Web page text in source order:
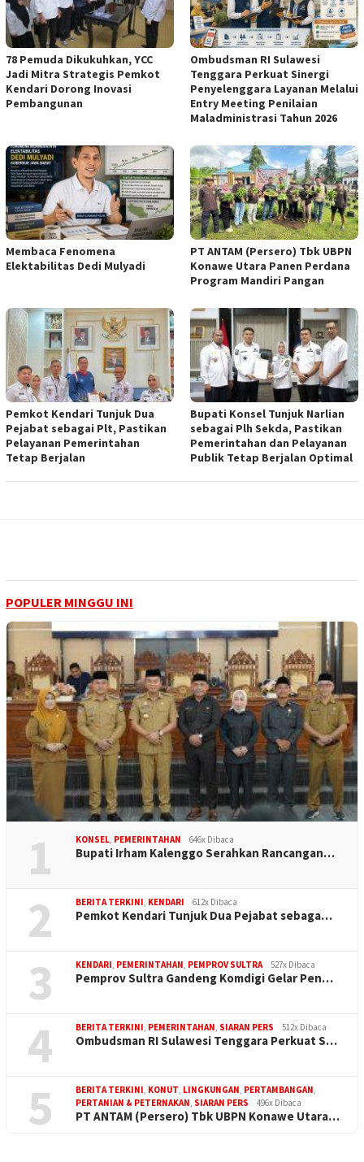
78 Pemuda Dikukuhkan, YCC
Jadi Mitra Strategis Pemkot
Kendari Dorong Inovasi
Pembangunan
Ombudsman RI Sulawesi
Tenggara Perkuat Sinergi
Penyelenggara Layanan Melalui
Entry Meeting Penilaian
Maladministrasi Tahun 2026
Membaca Fenomena
Elektabilitas Dedi Mulyadi
PT ANTAM (Persero) Tbk UBPN
Konawe Utara Panen Perdana
Program Mandiri Pangan
Pemkot Kendari Tunjuk Dua
Pejabat sebagai Plt, Pastikan
Pelayanan Pemerintahan
Tetap Berjalan
Bupati Konsel Tunjuk Narlian
sebagai Plh Sekda, Pastikan
Pemerintahan dan Pelayanan
Publik Tetap Berjalan Optimal
POPULER MINGGU INI
1 KONSEL, PEMERINTAHAN 646x Dibaca
Bupati Irham Kalenggo Serahkan Rancangan…
2 BERITA TERKINI, KENDARI 612x Dibaca
Pemkot Kendari Tunjuk Dua Pejabat sebaga…
3 KENDARI, PEMERINTAHAN, PEMPROV SULTRA 527x Dibaca
Pemprov Sultra Gandeng Komdigi Gelar Pen…
4 BERITA TERKINI, PEMERINTAHAN, SIARAN PERS 512x Dibaca
Ombudsman RI Sulawesi Tenggara Perkuat S…
5 BERITA TERKINI, KONUT, LINGKUNGAN, PERTAMBANGAN,
PERTANIAN & PETERNAKAN, SIARAN PERS 496x Dibaca
PT ANTAM (Persero) Tbk UBPN Konawe Utara…